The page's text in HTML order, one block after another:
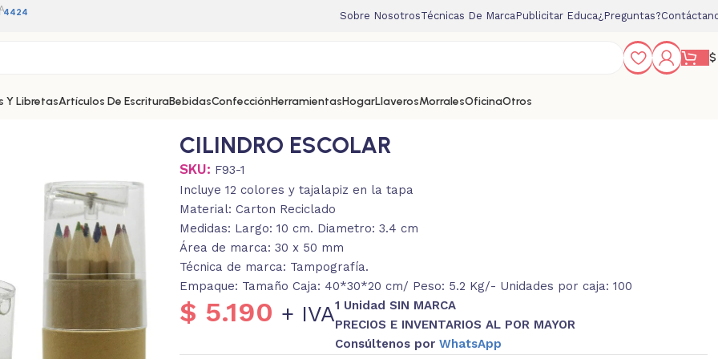
4424 Sobre NosotrosTécnicas De MarcaPublicitar Educa¿Preguntas?
$
Y LibretasArtículos De EscrituraBebidasConfecciónHerramientasHogarLlaverosMorralesOficinaOtros
CILINDRO ESCOLAR
SKU: F93-1
Incluye 12 colores y tajalapiz en la tapa
Material: Carton Reciclado
Medidas: Largo: 10 cm. Diametro: 3.4 cm
Área de marca: 30 x 50 mm
Técnica de marca: Tampografía.
Empaque: Tamaño Caja: 40*30*20 cm/ Peso: 5.2 Kg/- Unidades por caja: 100
$ 5.190 + IVA1 Unidad SIN MARCA
PRECIOS E INVENTARIOS AL POR MAYOR
Consúltenos por WhatsApp